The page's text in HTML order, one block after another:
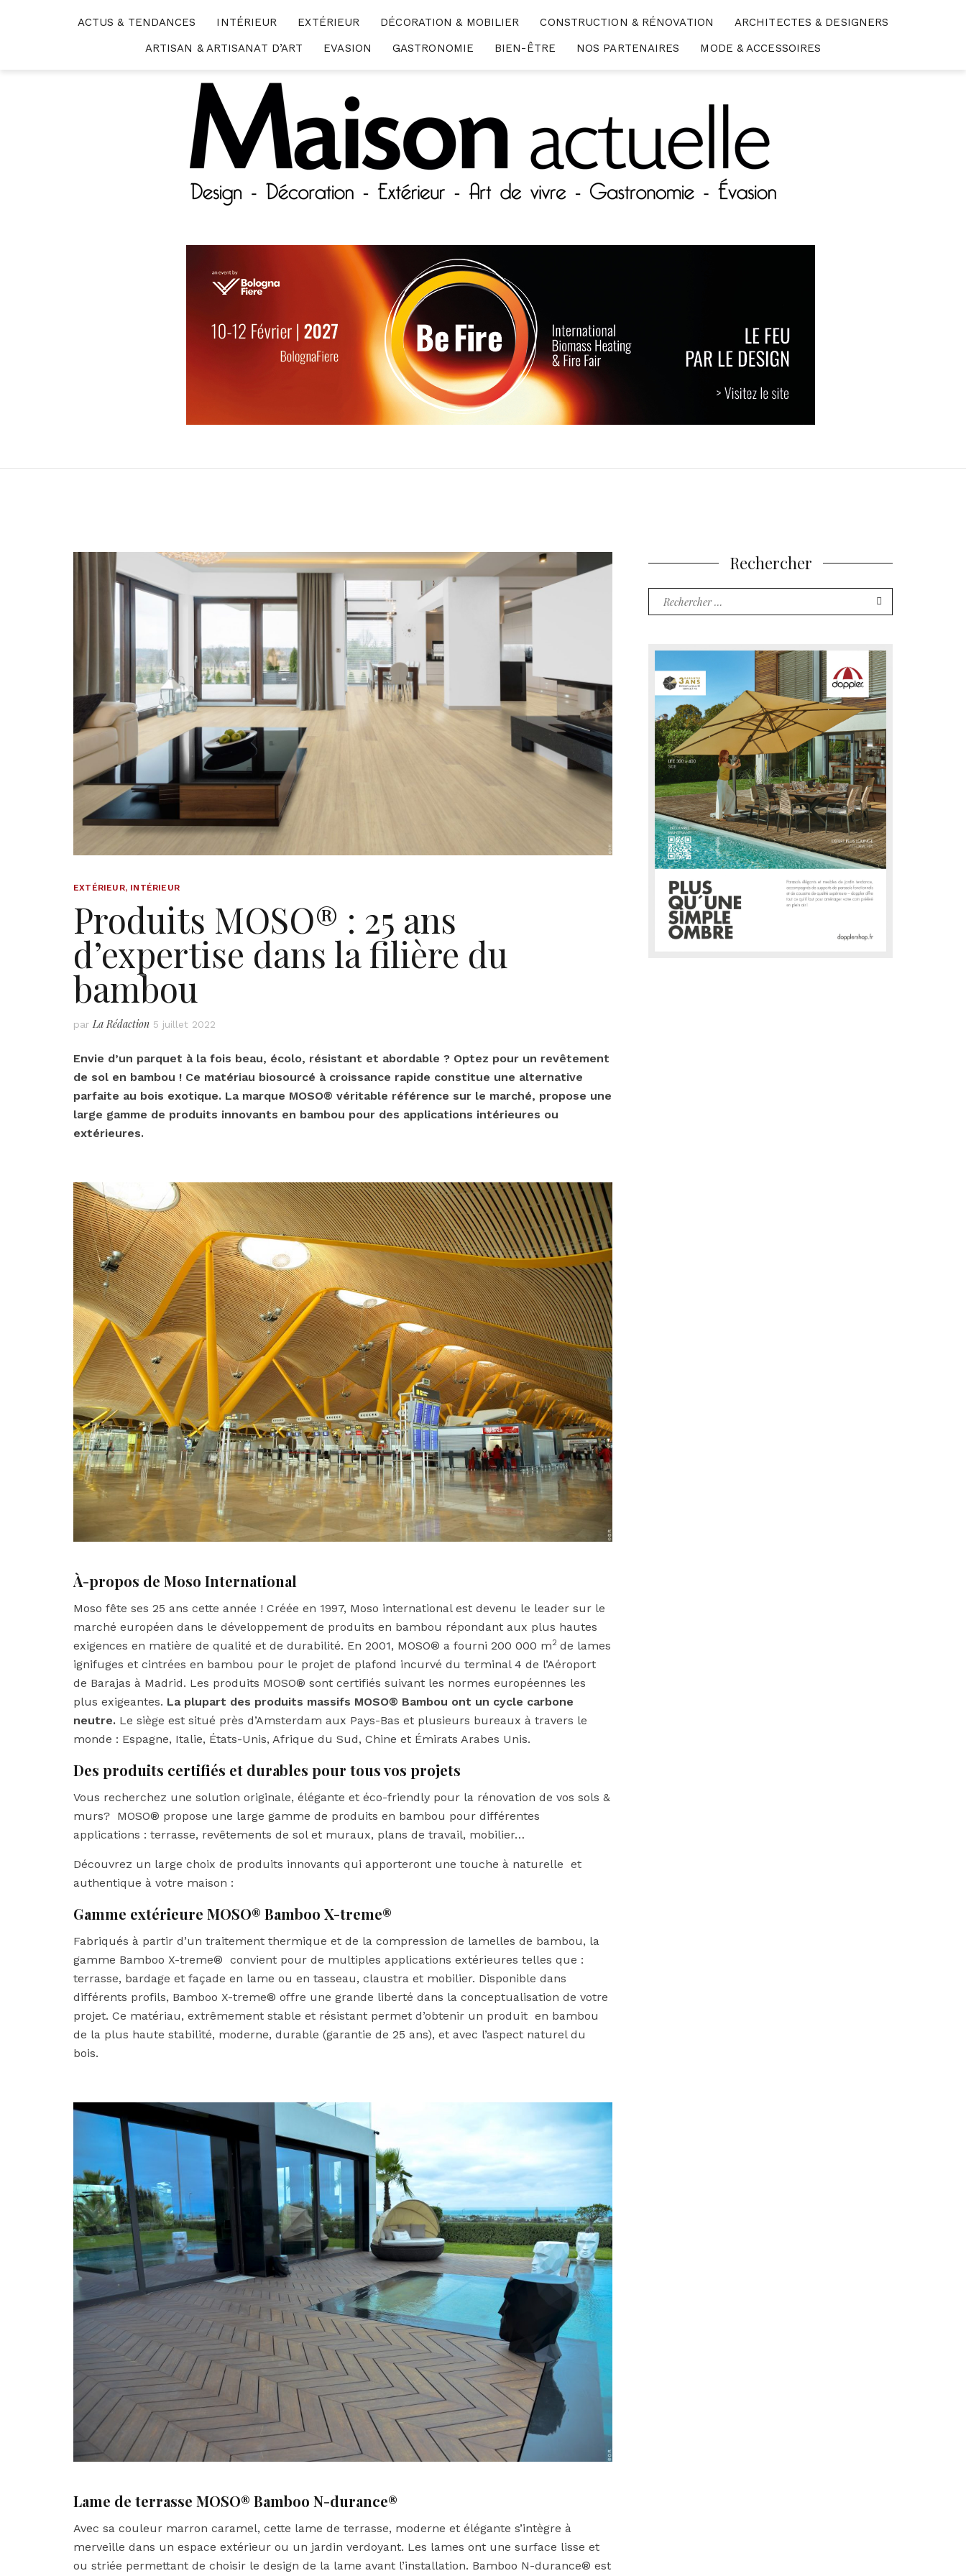
ACTUS & TENDANCES INTÉRIEUR EXTÉRIEUR DÉCORATION & MOBILIER CONSTRUCTION & RÉNOVATION
ARCHITECTES & DESIGNERS
ARTISAN & ARTISANAT D’ART
EVASION GASTRONOMIE BIEN-ÊTRE NOS PARTENAIRES MODE & ACCESSOIRES
EXTÉRIEUR, INTÉRIEUR
Produits MOSO® : 25 ans
d’expertise dans la filière du
bambou
par La Rédaction 5 juillet 2022
Envie d’un parquet à la fois beau, écolo, résistant et abordable ? Optez pour un revêtement
de sol en bambou ! Ce matériau biosourcé à croissance rapide constitue une alternative
parfaite au bois exotique. La marque MOSO® véritable référence sur le marché, propose une
large gamme de produits innovants en bambou pour des applications intérieures ou
extérieures.
À-propos de Moso International
Moso fête ses 25 ans cette année ! Créée en 1997, Moso international est devenu le leader sur le
marché européen dans le développement de produits en bambou répondant aux plus hautes
exigences en matière de qualité et de durabilité. En 2001, MOSO® a fourni 200 000 m2 de lames
ignifuges et cintrées en bambou pour le projet de plafond incurvé du terminal 4 de l’Aéroport
de Barajas à Madrid. Les produits MOSO® sont certifiés suivant les normes européennes les
plus exigeantes. La plupart des produits massifs MOSO® Bambou ont un cycle carbone
neutre. Le siège est situé près d’Amsterdam aux Pays-Bas et plusieurs bureaux à travers le
monde : Espagne, Italie, États-Unis, Afrique du Sud, Chine et Émirats Arabes Unis.
Des produits certifiés et durables pour tous vos projets
Vous recherchez une solution originale, élégante et éco-friendly pour la rénovation de vos sols &
murs? MOSO® propose une large gamme de produits en bambou pour différentes
applications : terrasse, revêtements de sol et muraux, plans de travail, mobilier…
Découvrez un large choix de produits innovants qui apporteront une touche à naturelle et
authentique à votre maison :
Gamme extérieure MOSO® Bamboo X-treme®
Fabriqués à partir d’un traitement thermique et de la compression de lamelles de bambou, la
gamme Bamboo X-treme® convient pour de multiples applications extérieures telles que :
terrasse, bardage et façade en lame ou en tasseau, claustra et mobilier. Disponible dans
différents profils, Bamboo X-treme® offre une grande liberté dans la conceptualisation de votre
projet. Ce matériau, extrêmement stable et résistant permet d’obtenir un produit en bambou
de la plus haute stabilité, moderne, durable (garantie de 25 ans), et avec l’aspect naturel du
bois.
Lame de terrasse MOSO® Bamboo N-durance®
Avec sa couleur marron caramel, cette lame de terrasse, moderne et élégante s’intègre à
merveille dans un espace extérieur ou un jardin verdoyant. Les lames ont une surface lisse et
ou striée permettant de choisir le design de la lame avant l’installation. Bamboo N-durance® est
Rechercher
Recherche
pour